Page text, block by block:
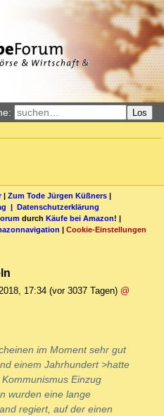
Los
| Zum Tode Jürgen Küßners |
| Datenschutzerklärung
durch Käufe bei Amazon! |
| Cookie-Einstellungen
17:34 (vor 3037 Tagen) @
im Moment sehr gut
einem Jahrhundert >hatte
Einzug
wurden eine lange
regiert, auf der einen